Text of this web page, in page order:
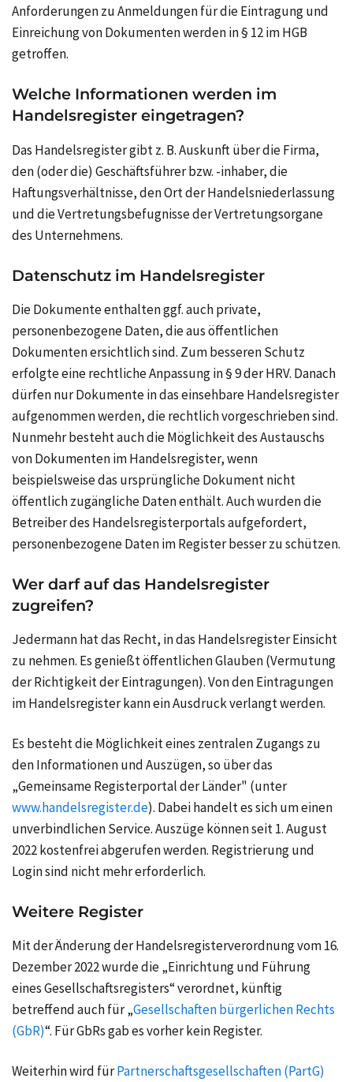
Anforderungen zu Anmeldungen für die Eintragung und
Einreichung von Dokumenten werden in § 12 im HGB
getroffen.
Welche Informationen werden im
Handelsregister eingetragen?
Das Handelsregister gibt z. B. Auskunft über die Firma,
den (oder die) Geschäftsführer bzw. -inhaber, die
Haftungsverhältnisse, den Ort der Handelsniederlassung
und die Vertretungsbefugnisse der Vertretungsorgane
des Unternehmens.
Datenschutz im Handelsregister
Die Dokumente enthalten ggf. auch private,
personenbezogene Daten, die aus öffentlichen
Dokumenten ersichtlich sind. Zum besseren Schutz
erfolgte eine rechtliche Anpassung in § 9 der HRV. Danach
dürfen nur Dokumente in das einsehbare Handelsregister
aufgenommen werden, die rechtlich vorgeschrieben sind.
Nunmehr besteht auch die Möglichkeit des Austauschs
von Dokumenten im Handelsregister, wenn
beispielsweise das ursprüngliche Dokument nicht
öffentlich zugängliche Daten enthält. Auch wurden die
Betreiber des Handelsregisterportals aufgefordert,
personenbezogene Daten im Register besser zu schützen.
Wer darf auf das Handelsregister
zugreifen?
Jedermann hat das Recht, in das Handelsregister Einsicht
zu nehmen. Es genießt öffentlichen Glauben (Vermutung
der Richtigkeit der Eintragungen). Von den Eintragungen
im Handelsregister kann ein Ausdruck verlangt werden.
Es besteht die Möglichkeit eines zentralen Zugangs zu
den Informationen und Auszügen, so über das
„Gemeinsame Registerportal der Länder" (unter
www.handelsregister.de). Dabei handelt es sich um einen
unverbindlichen Service. Auszüge können seit 1. August
2022 kostenfrei abgerufen werden. Registrierung und
Login sind nicht mehr erforderlich.
Weitere Register
Mit der Änderung der Handelsregisterverordnung vom 16.
Dezember 2022 wurde die „Einrichtung und Führung
eines Gesellschaftsregisters“ verordnet, künftig
betreffend auch für „Gesellschaften bürgerlichen Rechts
(GbR)“. Für GbRs gab es vorher kein Register.
Weiterhin wird fürPartnerschaftsgesellschaften (PartG)